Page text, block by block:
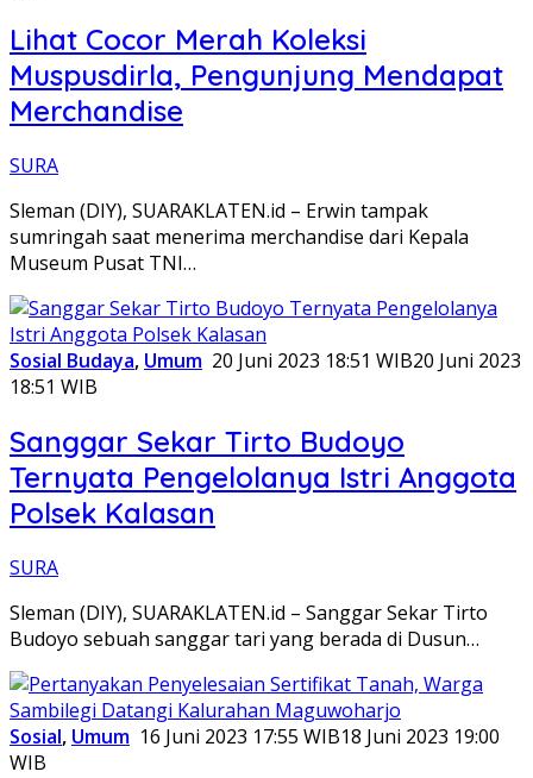
Lihat Cocor Merah Koleksi
Muspusdirla, Pengunjung Mendapat
Merchandise
SURA
Sleman (DIY), SUARAKLATEN.id – Erwin tampak
sumringah saat menerima merchandise dari Kepala
Museum Pusat TNI…
Sosial Budaya, Umum 20 Juni 2023 18:51 WIB20 Juni 2023
18:51 WIB
Sanggar Sekar Tirto Budoyo
Ternyata Pengelolanya Istri Anggota
Polsek Kalasan
SURA
Sleman (DIY), SUARAKLATEN.id – Sanggar Sekar Tirto
Budoyo sebuah sanggar tari yang berada di Dusun…
Sosial, Umum 16 Juni 2023 17:55 WIB18 Juni 2023 19:00
WIB